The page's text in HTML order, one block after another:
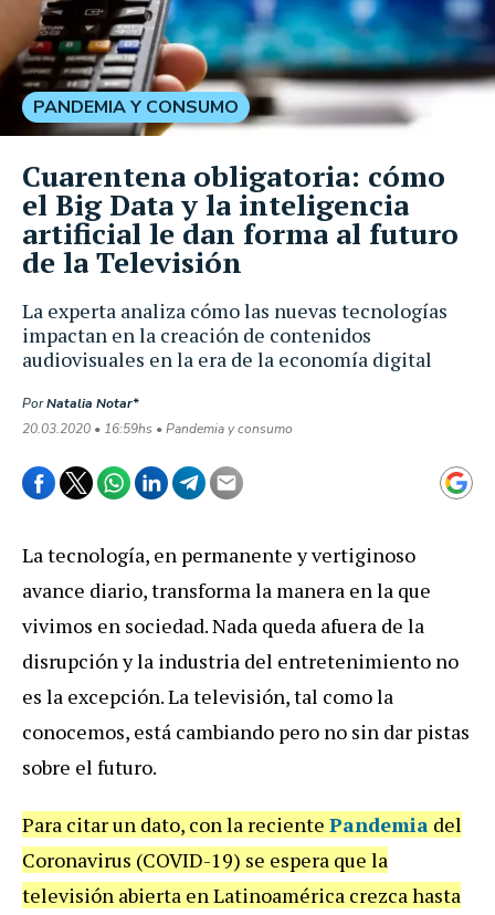
La experta analiza cómo las nuevas tecnologías
impactan en la creación de contenidos
audiovisuales en la era de la economía digital
PorNatalia Notar*
20.03.2020 • 16:59hs • Pandemia y consumo
PANDEMIA Y CONSUMO
Cuarentena obligatoria: cómo
el Big Data y la inteligencia
artificial le dan forma al futuro
de la Televisión
La tecnología, en permanente y vertiginoso
avance diario, transforma la manera en la que
vivimos en sociedad. Nada queda afuera de la
disrupción y la industria del entretenimiento no
es la excepción. La televisión, tal como la
conocemos, está cambiando pero no sin dar pistas
sobre el futuro.
Para citar un dato, con la reciente Pandemia del
Coronavirus (COVID-19) se espera que la
televisión abierta en Latinoamérica crezca hasta